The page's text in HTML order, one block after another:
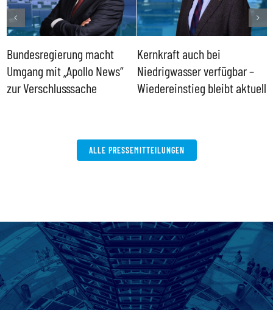
Bundesregierung macht
Umgang mit „Apollo News“
zur Verschlusssache
Kernkraft auch bei
Niedrigwasser verfügbar –
Wiedereinstieg bleibt aktuell
ALLE PRESSEMITTEILUNGEN